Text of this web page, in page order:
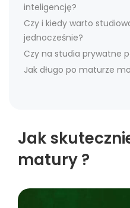
inteligencję?
Czy i kiedy warto
jednocześnie?
Czy na studia prywatne
Jak długo po maturze
Jak
matury ?